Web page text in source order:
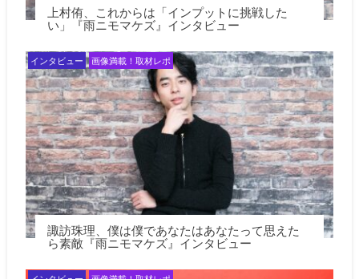
上村侑、これからは「インプットに挑戦した
い」『雨ニモマケズ』インタビュー
インタビュー 画像満載！取材レポ
諏訪珠理、僕は僕であなたはあなたって思えた
ら素敵『雨ニモマケズ』インタビュー